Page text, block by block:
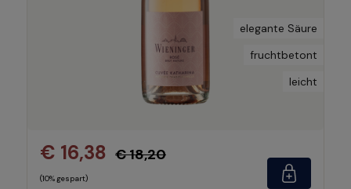
elegante Säure
fruchtbetont
leicht
€ 16,38 € 18,20
(10% gespart)